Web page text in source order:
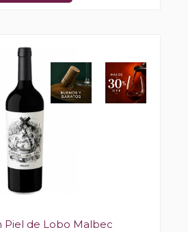
Piel de Lobo Malbec